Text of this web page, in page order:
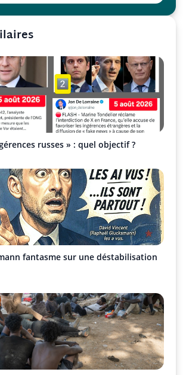
russes » : quel objectif ?
fantasme sur une déstabilisation